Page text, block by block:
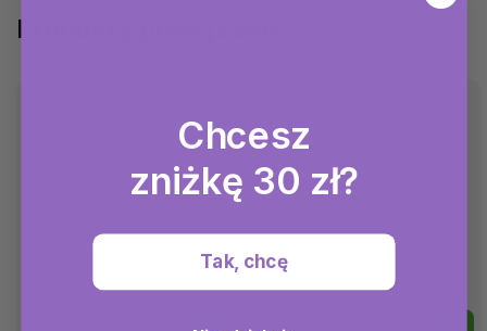
Produkty powiązane
Chcesz
zniżkę 30 zł?
Tak, chcę